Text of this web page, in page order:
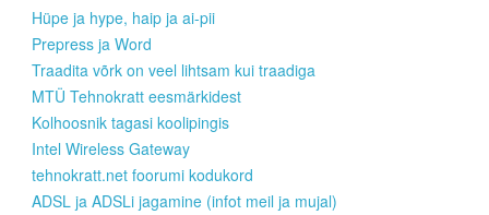
Hüpe ja hype, haip ja ai-pii
Prepress ja Word
Traadita võrk on veel lihtsam kui traadiga
MTÜ Tehnokratt eesmärkidest
Kolhoosnik tagasi koolipingis
Intel Wireless Gateway
tehnokratt.net foorumi kodukord
ADSL ja ADSLi jagamine (infot meil ja mujal)